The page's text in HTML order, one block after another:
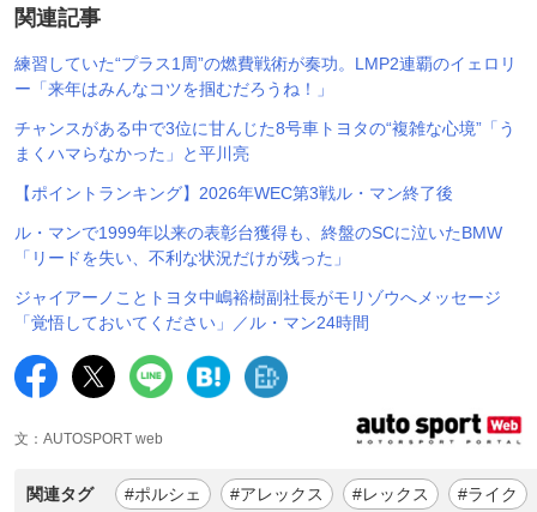
関連記事
練習していた“プラス1周”の燃費戦術が奏功。LMP2連覇のイェロリ
ー「来年はみんなコツを掴むだろうね！」
チャンスがある中で3位に甘んじた8号車トヨタの“複雑な心境”「う
まくハマらなかった」と平川亮
【ポイントランキング】2026年WEC第3戦ル・マン終了後
ル・マンで1999年以来の表彰台獲得も、終盤のSCに泣いたBMW
「リードを失い、不利な状況だけが残った」
ジャイアーノことトヨタ中嶋裕樹副社長がモリゾウへメッセージ
「覚悟しておいてください」／ル・マン24時間
文：AUTOSPORT web
関連タグ #ポルシェ #アレックス #レックス #ライク